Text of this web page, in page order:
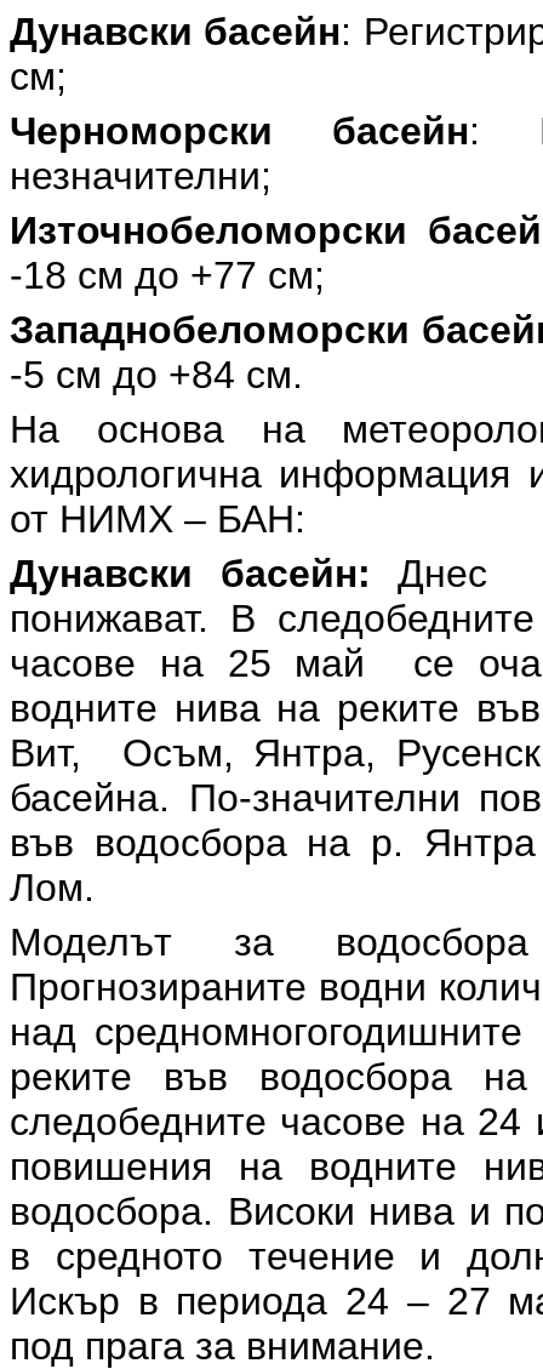
Дунавски басейн:
см;
Черноморски басейн:
незначителни;
Източнобеломорски
-18 см до +77 см;
Западнобеломорски
-5 см до +84 см.
На основа на
хидрологична информация
от НИМХ – БАН:
Дунавски басейн:
Днес
понижават. В
часове на 25 май се
водните нива на реките
Вит, Осъм, Янтра,
басейна. По-значителни
във водосбора на р.
Лом.
Моделът за
Прогнозираните водни
над
реките във водосбора
следобедните часове на
повишения на водните
водосбора. Високи нива и
в средното течение и
Искър в периода 24 – 27
под прага за внимание.